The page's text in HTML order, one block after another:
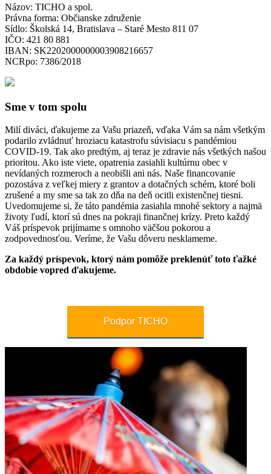
Názov: TICHO a spol.
Právna forma: Občianske združenie
Sídlo: Školská 14, Bratislava – Staré Mesto 811 07
IČO: 421 80 881
IBAN: SK2202000000003908216657
NCRpo: 7386/2018
Sme v tom spolu
Milí diváci, ďakujeme za Vašu priazeň, vďaka Vám sa nám všetkým
podarilo zvládnuť hroziacu katastrofu súvisiacu s pandémiou
COVID-19. Tak ako predtým, aj teraz je zdravie nás všetkých našou
prioritou. Ako iste viete, opatrenia zasiahli kultúrnu obec v
nevídaných rozmeroch a neobišli ani nás. Naše financovanie
pozostáva z veľkej miery z grantov a dotačných schém, ktoré boli
zrušené a my sme sa tak zo dňa na deň ocitli existenčnej tiesni.
Uvedomujeme si, že táto pandémia zasiahla mnohé sektory a najmä
životy ľudí, ktorí sú dnes na pokraji finančnej krízy. Preto každý
Váš príspevok prijímame s omnoho väčšou pokorou a
zodpovednosťou. Veríme, že Vašu dôveru nesklameme.
Za každý príspevok, ktorý nám pomôže preklenúť toto ťažké
obdobie vopred ďakujeme.
Podpor TICHO